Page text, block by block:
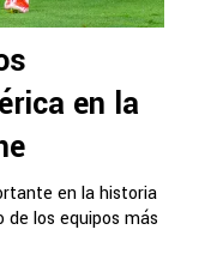
en la
en la historia
los equipos más